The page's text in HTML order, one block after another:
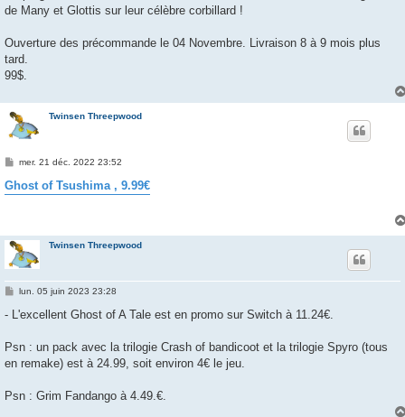
de Many et Glottis sur leur célèbre corbillard !
Ouverture des précommande le 04 Novembre. Livraison 8 à 9 mois plus
tard.
99$.
Twinsen Threepwood
M
s
s
mer. 21 déc. 2022 23:52
Ghost of Tsushima , 9.99€
Twinsen Threepwood
M
s
g
lun. 05 juin 2023 23:28
- L'excellent Ghost of A Tale est en promo sur Switch à 11.24€.
Psn : un pack avec la trilogie Crash of bandicoot et la trilogie Spyro (tous
en remake) est à 24.99, soit environ 4€ le jeu.
Psn : Grim Fandango à 4.49.€.